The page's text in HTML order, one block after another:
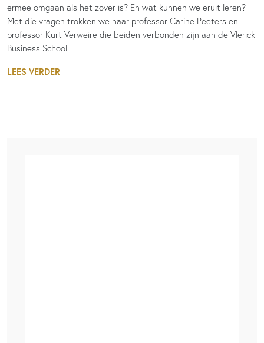
ermee omgaan als het zover is? En wat kunnen we eruit leren?
Met die vragen trokken we naar professor Carine Peeters en
professor Kurt Verweire die beiden verbonden zijn aan de Vlerick
Business School.
LEES VERDER